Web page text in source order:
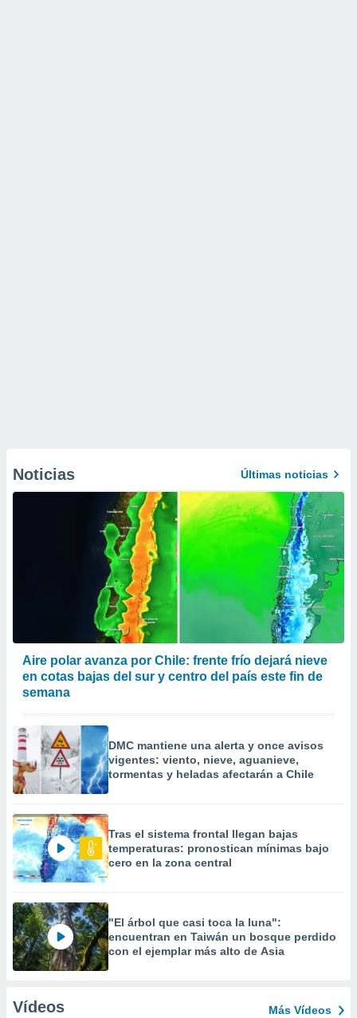
Noticias Últimas noticias
Aire polar avanza por Chile: frente frío dejará nieve
en cotas bajas del sur y centro del país este fin de
semana
DMC mantiene una alerta y once avisos
vigentes: viento, nieve, aguanieve,
tormentas y heladas afectarán a Chile
Tras el sistema frontal llegan bajas
temperaturas: pronostican mínimas bajo
cero en la zona central
"El árbol que casi toca la luna":
encuentran en Taiwán un bosque perdido
con el ejemplar más alto de Asia
Vídeos Más Vídeos